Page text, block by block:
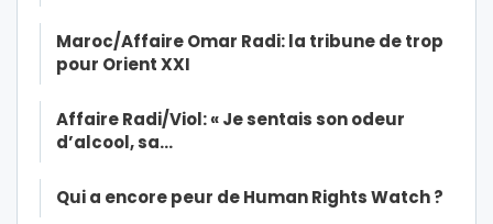
Maroc/Affaire Omar Radi: la tribune de trop
pour Orient XXI
Affaire Radi/Viol: « Je sentais son odeur
d’alcool, sa…
Qui a encore peur de Human Rights Watch ?